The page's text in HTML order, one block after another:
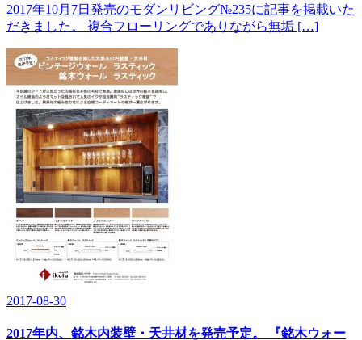
2017年10月7日発売のモダンリビング№235に記事を掲載いた
だきました。 複合フローリングでありながら無垢 […]
2017-08-30
2017年内、銘木内装壁・天井材を発売予定。 『銘木ウォー